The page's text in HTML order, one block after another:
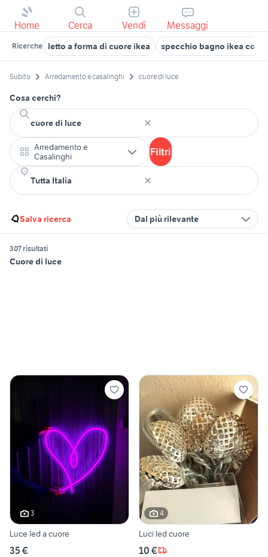
Home Cerca Vendi Messaggi
Ricerche letto a forma di cuore ikea specchio bagno ikea con
Subito Arredamento e casalinghi cuore di luce
Cosa cerchi?
Arredamento e
Casalinghi
Filtri
Salva ricerca Dal più rilevante
307 risultati
Cuore di luce
3
Luce led a cuore
35 €
4
Luci led cuore
10 €